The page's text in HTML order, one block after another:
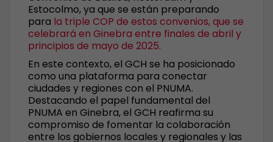
Estocolmo, ya que se están preparando
para la triple COP de estos convenios, que se
celebrará en Ginebra entre finales de abril y
principios de mayo de 2025.
En este contexto, el GCH se ha posicionado
como una plataforma para conectar
ciudades y regiones con el PNUMA.
Destacando el papel fundamental del
PNUMA en Ginebra, el GCH reafirma su
compromiso de fomentar la colaboración
entre los gobiernos locales y regionales y las